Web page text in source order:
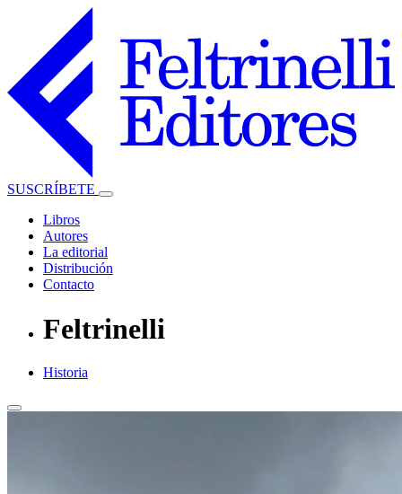
SUSCRÍBETE
Libros
Autores
La editorial
Distribución
Contacto
Feltrinelli
Historia